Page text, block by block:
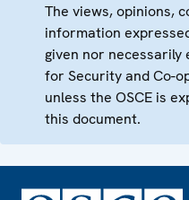
The views, opinions,
information
given nor necessarily
for Security and Co-
unless the OSCE is
this document.